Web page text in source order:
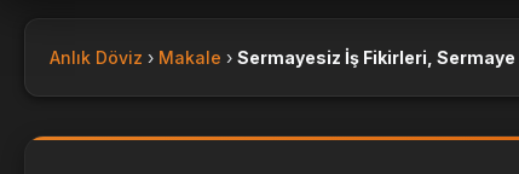
Anlık Döviz Makale